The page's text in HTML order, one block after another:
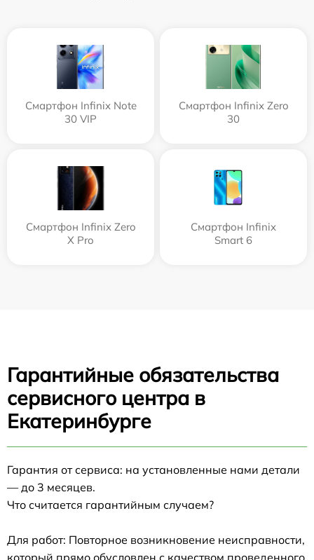
Смартфон Infinix Note
30 VIP
Смартфон Infinix Zero
30
Смартфон Infinix Zero
X Pro
Смартфон Infinix
Smart 6
Гарантийные обязательства
сервисного центра в
Екатеринбурге
Гарантия от сервиса: на установленные нами детали
— до 3 месяцев.
Что считается гарантийным случаем?
Для работ: Повторное возникновение неисправности,
который прямо обусловлен с качеством проведенного